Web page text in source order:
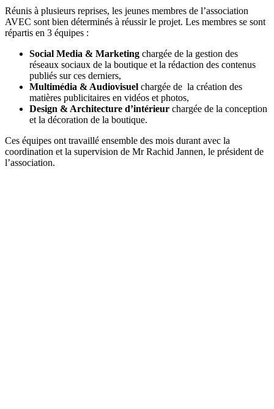
Réunis à plusieurs reprises, les jeunes membres de l’association
AVEC sont bien déterminés à réussir le projet. Les membres se sont
répartis en 3 équipes :
Social Media & Marketing chargée de la gestion des
réseaux sociaux de la boutique et la rédaction des contenus
publiés sur ces derniers,
Multimédia & Audiovisuel chargée de la création des
matières publicitaires en vidéos et photos,
Design & Architecture d’intérieur chargée de la conception
et la décoration de la boutique.
Ces équipes ont travaillé ensemble des mois durant avec la
coordination et la supervision de Mr Rachid Jannen, le président de
l’association.